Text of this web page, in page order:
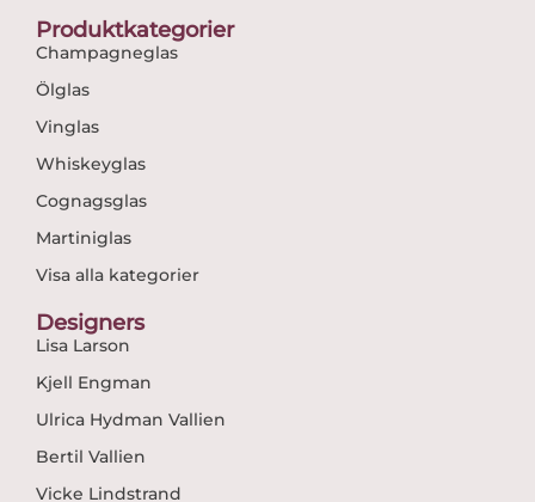
Produktkategorier
Champagneglas
Ölglas
Vinglas
Whiskeyglas
Cognagsglas
Martiniglas
Visa alla kategorier
Designers
Lisa Larson
Kjell Engman
Ulrica Hydman Vallien
Bertil Vallien
Vicke Lindstrand